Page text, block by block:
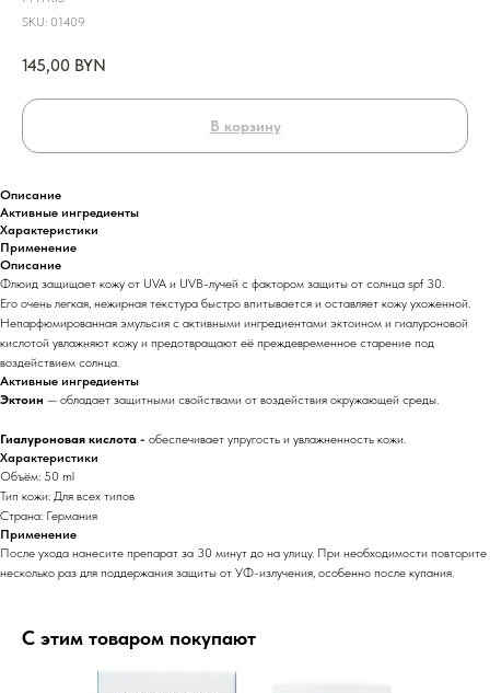
SKU: 01409
145,00 BYN
В корзину
Описание
Активные ингредиенты
Характеристики
Применение
Описание
Флюид защищает кожу от UVA и UVB-лучей с фактором защиты от солнца spf 30.
Его очень легкая, нежирная текстура быстро впитывается и оставляет кожу ухоженной.
Непарфюмированная эмульсия с активными ингредиентами эктоином и гиалуроновой
кислотой увлажняют кожу и предотвращают её преждевременное старение под
воздействием солнца.
Активные ингредиенты
Эктоин — обладает защитными свойствами от воздействия окружающей среды.
Гиалуроновая кислота - обеспечивает упругость и увлажненность кожи.
Характеристики
Объём: 50 ml
Тип кожи: Для всех типов
Страна: Германия
Применение
После ухода нанесите препарат за 30 минут до на улицу. При необходимости повторите
несколько раз для поддержания защиты от УФ-излучения, особенно после купания.
С этим товаром покупают